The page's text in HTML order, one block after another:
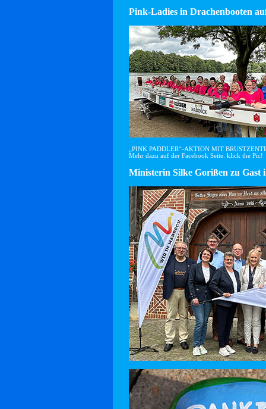
Pink-Ladies in Drachenbooten
„PINK PADDLER“-AKTION MIT
Mehr dazu auf der Facebook Seite. klick the Pic!
Ministerin Silke Gorißen zu Gast